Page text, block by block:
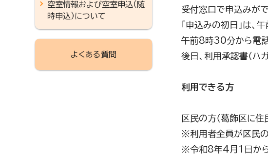
受付窓口で申込みがで
「申込みの初日」は
午前8時30分から電話
後日、利用承認書（ハ
利用できる方
区民の方（葛飾区に住
※利用者全員が区民の
※令和8年4月1日から
空室情報および空室申込（随
時申込）について
よくある質問